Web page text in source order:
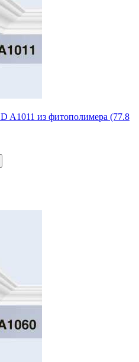
A1011 из фитополимера (77.8